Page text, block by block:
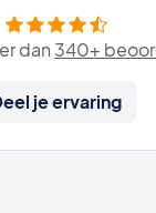
dan 340+
je ervaring